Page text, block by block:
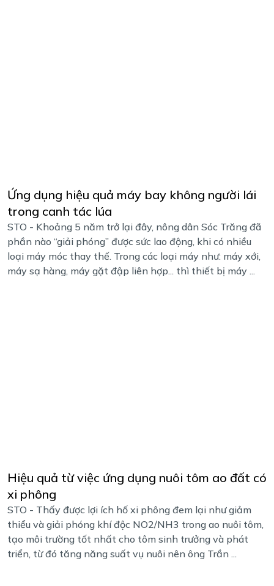
Ứng dụng hiệu quả máy bay không người lái
trong canh tác lúa
STO - Khoảng 5 năm trở lại đây, nông dân Sóc Trăng đã
phần nào “giải phóng” được sức lao động, khi có nhiều
loại máy móc thay thế. Trong các loại máy như: máy xới,
máy sạ hàng, máy gặt đập liên hợp... thì thiết bị máy ...
Hiệu quả từ việc ứng dụng nuôi tôm ao đất có
xi phông
STO - Thấy được lợi ích hố xi phông đem lại như giảm
thiểu và giải phóng khí độc NO2/NH3 trong ao nuôi tôm,
tạo môi trường tốt nhất cho tôm sinh trưởng và phát
triển, từ đó tăng năng suất vụ nuôi nên ông Trần ...